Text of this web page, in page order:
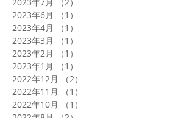
2023年6月
（1）
2023年4月
（1）
2023年3月
（1）
2023年2月
（1）
2023年1月
（1）
2022年12月
（2）
2022年11月
（1）
2022年10月
（1）